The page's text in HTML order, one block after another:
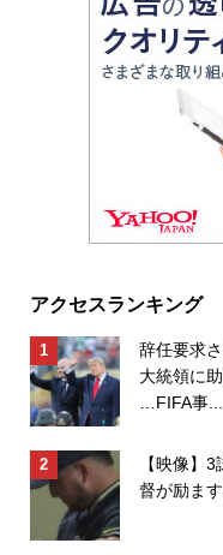
アクセスランキング
辞任要求
大統領に
…FIFA事...
【映像】
督が励ま